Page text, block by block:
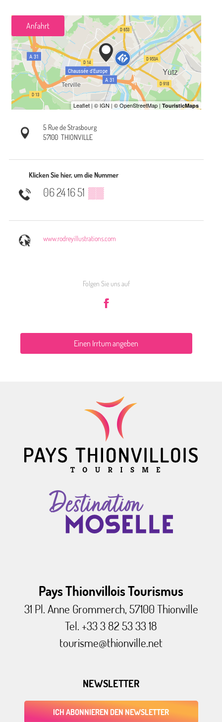
Anfahrt
5 Rue de Strasbourg
57100 THIONVILLE
Klicken Sie hier, um die Nummer
06 24 16 51 ▒▒
www.rodreyillustrations.com
Folgen Sie uns auf
Einen Irrtum angeben
Pays Thionvillois Tourismus
31 Pl. Anne Grommerch, 57100 Thionville
Tel. +33 3 82 53 33 18
tourisme@thionville.net
NEWSLETTER
ICH ABONNIEREN DEN NEWSLETTER